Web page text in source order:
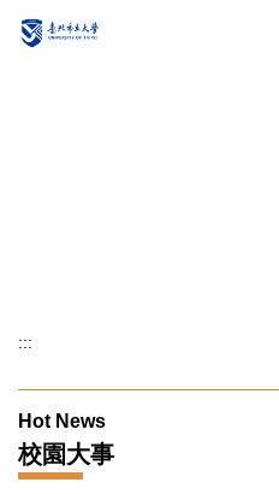
跳
到
:::
校園大事
Hot News